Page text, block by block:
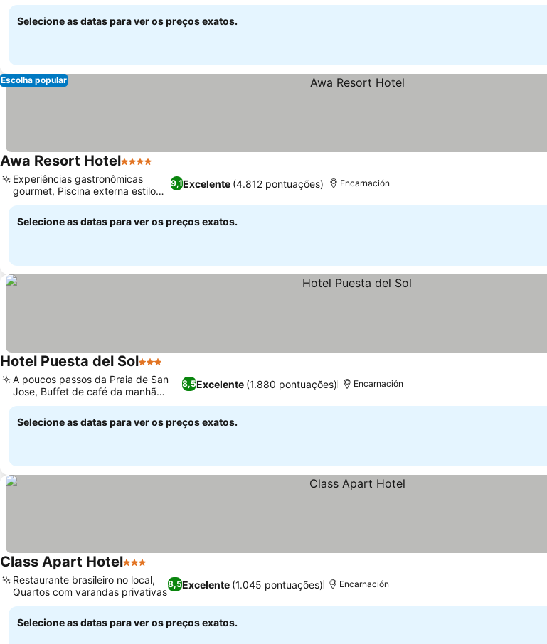
Selecione as datas para ver os preços exatos.
Escolha popular
Awa Resort Hotel4 Estrelas
9,1Excelente (4.812 pontuações)
Experiências gastronômicas
gourmet, Piscina externa estilo
resort
Encarnación
Selecione as datas para ver os preços exatos.
Hotel Puesta del Sol3 Estrelas
8,5Excelente (1.880 pontuações)
A poucos passos da Praia de San
Jose, Buffet de café da manhã
variado
Encarnación
Selecione as datas para ver os preços exatos.
Class Apart Hotel3 Estrelas
8,5Excelente (1.045 pontuações)
Restaurante brasileiro no local,
Quartos com varandas privativas
Encarnación
Selecione as datas para ver os preços exatos.